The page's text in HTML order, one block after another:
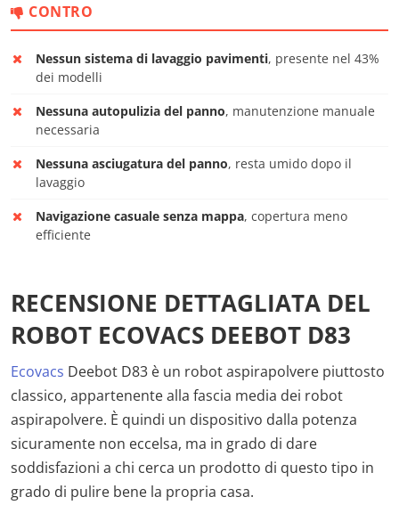
CONTRO
Nessun sistema di lavaggio pavimenti, presente nel 43%
dei modelli
Nessuna autopulizia del panno, manutenzione manuale
necessaria
Nessuna asciugatura del panno, resta umido dopo il
lavaggio
Navigazione casuale senza mappa, copertura meno
efficiente
RECENSIONE DETTAGLIATA DEL
ROBOT ECOVACS DEEBOT D83
Ecovacs Deebot D83 è un robot aspirapolvere piuttosto
classico, appartenente alla fascia media dei robot
aspirapolvere. È quindi un dispositivo dalla potenza
sicuramente non eccelsa, ma in grado di dare
soddisfazioni a chi cerca un prodotto di questo tipo in
grado di pulire bene la propria casa.